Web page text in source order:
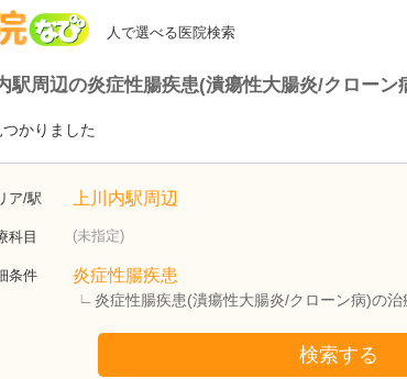
人で選べる医院検索
駅周辺の炎症性腸疾患(潰瘍性大腸炎/クローン
かりました
ア/駅 上川内駅周辺
科目 (未指定)
条件 炎症性腸疾患
炎症性腸疾患(潰瘍性大腸炎/クローン病)の
検索する